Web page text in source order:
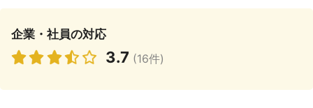
企業・社員の対応
3.7 (16件)